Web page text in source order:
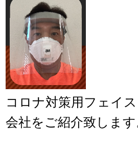
ご入会案内
会員限定情報
お知らせ
お問い合わせ
コロナ対策用フェイ
会社をご紹介致します